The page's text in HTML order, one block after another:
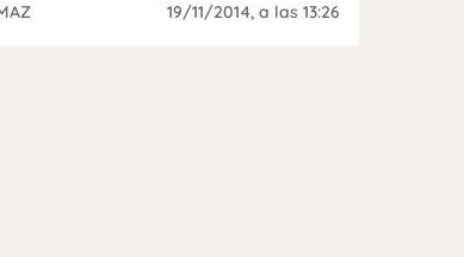
19/11/2014, a las 13:26